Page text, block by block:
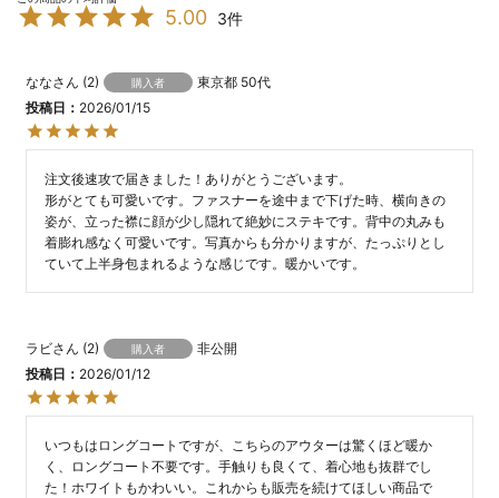
5.00 3
なな 2 購入者 東京都 50代
投稿日
2026/01/15
注文後速攻で届きました！ありがとうございます。
形がとても可愛いです。ファスナーを途中まで下げた時、横向きの
姿が、立った襟に顔が少し隠れて絶妙にステキです。背中の丸みも
着膨れ感なく可愛いです。写真からも分かりますが、たっぷりとし
ていて上半身包まれるような感じです。暖かいです。
ラビ 2 購入者
非公開
投稿日
2026/01/12
いつもはロングコートですが、こちらのアウターは驚くほど暖か
く、ロングコート不要です。手触りも良くて、着心地も抜群でし
た！ホワイトもかわいい。これからも販売を続けてほしい商品で